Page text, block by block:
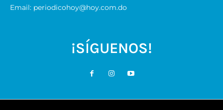
Email: periodicohoy@hoy.com.do
¡SÍGUENOS!